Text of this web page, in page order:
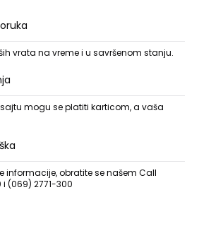
vrata na vreme i u savršenom stanju.
mogu se platiti karticom, a vaša
informacije, obratite se našem Call
i (069) 2771-300